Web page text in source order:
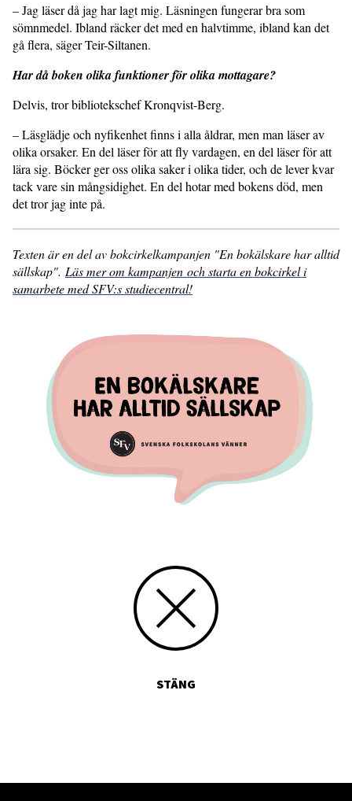
– Jag läser då jag har lagt mig. Läsningen fungerar bra som
sömnmedel. Ibland räcker det med en halvtimme, ibland kan det
gå flera, säger Teir-Siltanen.
Har då boken olika funktioner för olika mottagare?
Delvis, tror bibliotekschef Kronqvist-Berg.
– Läsglädje och nyfikenhet finns i alla åldrar, men man läser av
olika orsaker. En del läser för att fly vardagen, en del läser för att
lära sig. Böcker ger oss olika saker i olika tider, och de lever kvar
tack vare sin mångsidighet. En del hotar med bokens död, men
det tror jag inte på.
Texten är en del av bokcirkelkampanjen "En bokälskare har alltid
sällskap". Läs mer om kampanjen och starta en bokcirkel i
samarbete med SFV:s studiecentral!
STÄNG